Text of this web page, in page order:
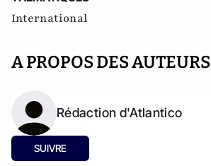
International
A PROPOS DES AUTEURS
Rédaction d'Atlantico
SUIVRE